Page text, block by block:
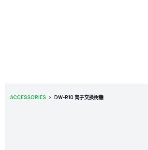
ACCESSORIES > DW-R10 离子交换树脂